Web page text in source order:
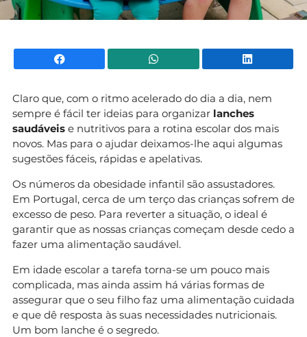
Facebook WhatsApp
Claro que, com o ritmo acelerado do dia a dia, nem
sempre é fácil ter ideias para organizar lanches
saudáveis e nutritivos para a rotina escolar dos mais
novos. Mas para o ajudar deixamos-lhe aqui algumas
sugestões fáceis, rápidas e apelativas.
Os números da obesidade infantil são assustadores.
Em Portugal, cerca de um terço das crianças sofrem de
excesso de peso. Para reverter a situação, o ideal é
garantir que as nossas crianças começam desde cedo a
fazer uma alimentação saudável.
Em idade escolar a tarefa torna-se um pouco mais
complicada, mas ainda assim há várias formas de
assegurar que o seu filho faz uma alimentação cuidada
e que dê resposta às suas necessidades nutricionais.
Um bom lanche é o segredo.